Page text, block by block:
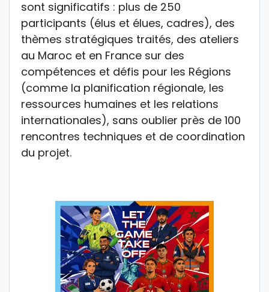
sont significatifs : plus de 250
participants (élus et élues, cadres), des
thèmes stratégiques traités, des ateliers
au Maroc et en France sur des
compétences et défis pour les Régions
(comme la planification régionale, les
ressources humaines et les relations
internationales), sans oublier près de 100
rencontres techniques et de coordination
du projet.